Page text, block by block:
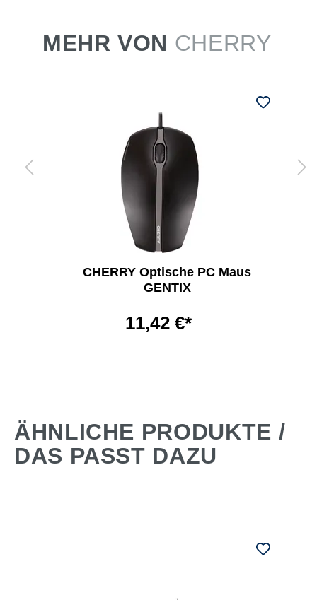
MEHR VON CHERRY
CHERRY Optische PC Maus
GENTIX
11,42 €*
ÄHNLICHE PRODUKTE /
DAS PASST DAZU